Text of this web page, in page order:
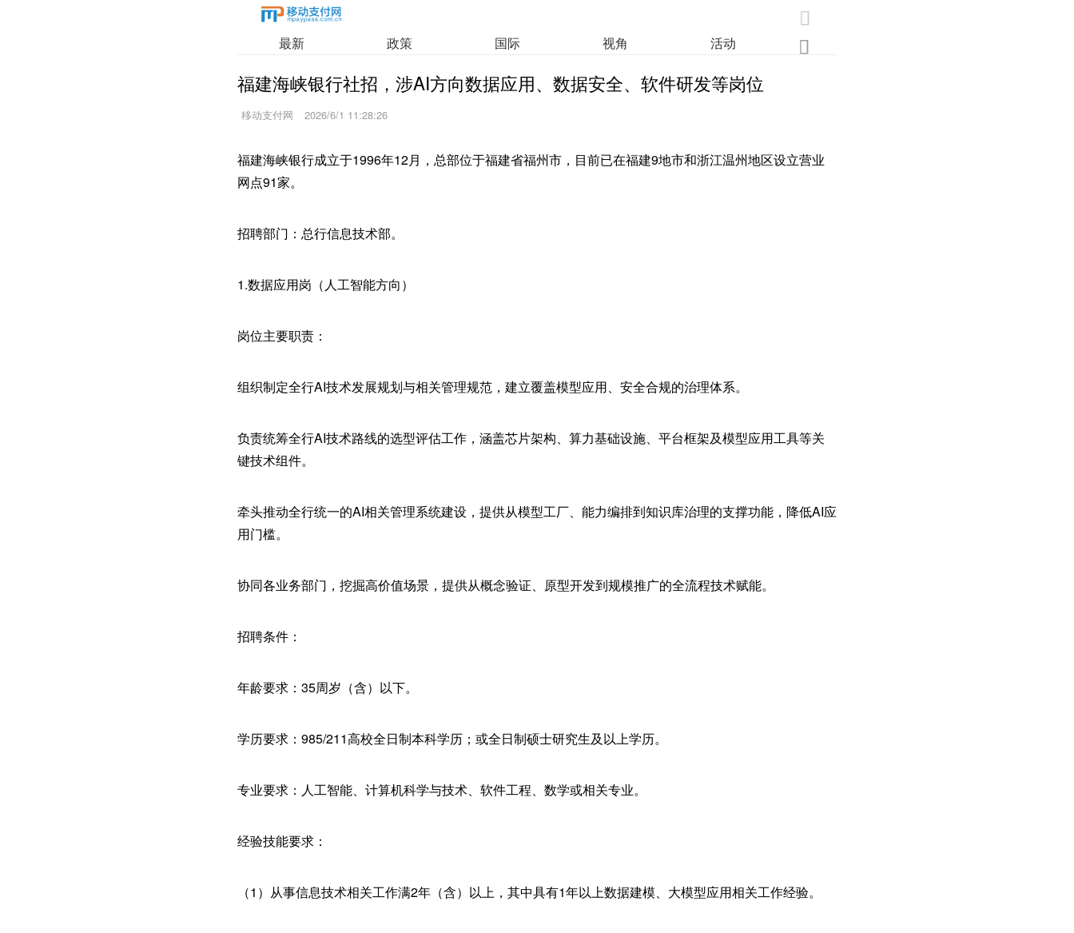

最新 政策 国际 视角 活动 
福建海峡银行社招，涉AI方向数据应用、数据安全、软件研发等岗位
移动支付网 2026/6/1 11:28:26
福建海峡银行成立于1996年12月，总部位于福建省福州市，目前已在福建9地市和浙江温州地区设立营业
网点91家。
招聘部门：总行信息技术部。
1.数据应用岗（人工智能方向）
岗位主要职责：
组织制定全行AI技术发展规划与相关管理规范，建立覆盖模型应用、安全合规的治理体系。
负责统筹全行AI技术路线的选型评估工作，涵盖芯片架构、算力基础设施、平台框架及模型应用工具等关
键技术组件。
牵头推动全行统一的AI相关管理系统建设，提供从模型工厂、能力编排到知识库治理的支撑功能，降低AI应
用门槛。
协同各业务部门，挖掘高价值场景，提供从概念验证、原型开发到规模推广的全流程技术赋能。
招聘条件：
年龄要求：35周岁（含）以下。
学历要求：985/211高校全日制本科学历；或全日制硕士研究生及以上学历。
专业要求：人工智能、计算机科学与技术、软件工程、数学或相关专业。
经验技能要求：
（1）从事信息技术相关工作满2年（含）以上，其中具有1年以上数据建模、大模型应用相关工作经验。